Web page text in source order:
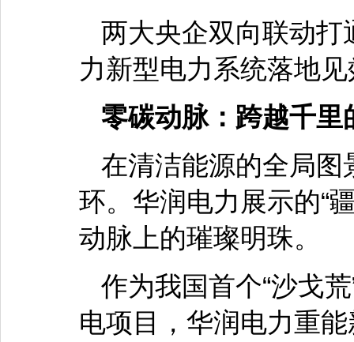
两大央企双向联动
力新型电力系统落地
零碳动脉：跨越千里
在清洁能源的全局
环。华润电力展示的“
动脉上的璀璨明珠。
作为我国首个“沙戈
电项目，华润电力重